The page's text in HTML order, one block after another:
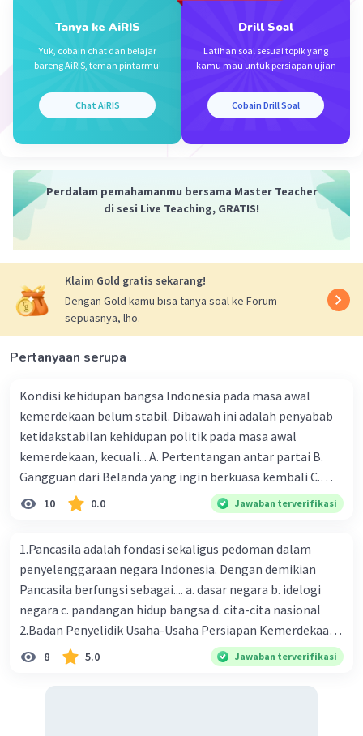
Tanya ke AiRIS
Yuk, cobain chat dan belajar
bareng AiRIS, teman pintarmu!
Chat AiRIS
Drill Soal
Latihan soal sesuai topik yang
kamu mau untuk persiapan ujian
Cobain Drill Soal
Perdalam pemahamanmu bersama Master Teacher
di sesi Live Teaching, GRATIS!
Klaim Gold gratis sekarang!
Dengan Gold kamu bisa tanya soal ke Forum
sepuasnya, lho.
Pertanyaan serupa
Kondisi kehidupan bangsa Indonesia pada masa awal
kemerdekaan belum stabil. Dibawah ini adalah penyabab
ketidakstabilan kehidupan politik pada masa awal
kemerdekaan, kecuali... A. Pertentangan antar partai B.
Gangguan dari Belanda yang ingin berkuasa kembali C.
Munculnya kesulitan ekonomi dan keuangan D. Terjadinya
bentrokan antar etnis E. Munculnya gangguan keamanan
maklumat pemerintah mengenai pendirian partai partai
politik. Sebelum adanya maklumat pemerintah tanggal 3
November 1945, Indonesia merencanakan satu partai
tunggal yaitu... A. Masyumi D. PNI B. PKI E. NU C. PSI 3.
Terbentuknya Kabinet Sjahrir tanggal 14 November 1945
merupakan suatu bentuk penyelewengan pertama
10 0.0 Jawaban terverifikasi
1.Pancasila adalah fondasi sekaligus pedoman dalam
penyelenggaraan negara Indonesia. Dengan demikian
Pancasila berfungsi sebagai.... a. dasar negara b. idelogi
negara c. pandangan hidup bangsa d. cita-cita nasional
2.Badan Penyelidik Usaha-Usaha Persiapan Kemerdekaan
Indonesia (BPUPKI) dibentuk oleh pemerintah
pendudukan Jepang pada tanggal 1 Maret 1945
8 5.0 Jawaban terverifikasi